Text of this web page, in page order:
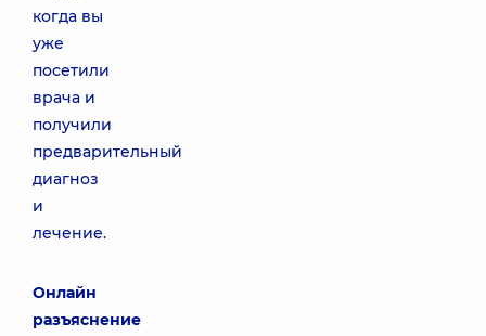
когда вы
уже
посетили
врача и
получили
предварительный
диагноз
и
лечение.
Онлайн
разъяснение